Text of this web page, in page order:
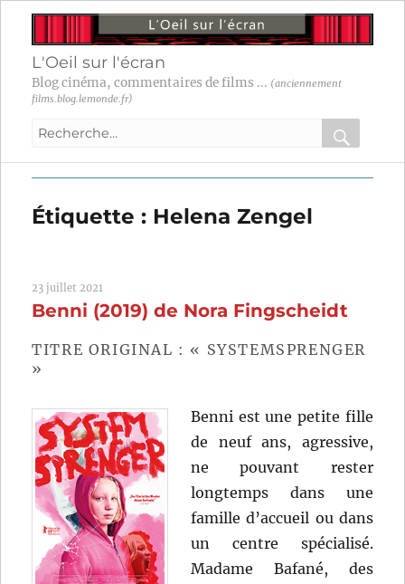
L'Oeil sur l'écran
Blog cinéma, commentaires de films ... (anciennement
films.blog.lemonde.fr)
Recherche
:
OK
Étiquette : Helena Zengel
23 juillet 2021
Benni (2019) de Nora Fingscheidt
TITRE ORIGINAL : « SYSTEMSPRENGER
»
Benni est une petite fille
de neuf ans, agressive,
ne pouvant rester
longtemps dans une
famille d’accueil ou dans
un centre spécialisé.
Madame Bafané, des